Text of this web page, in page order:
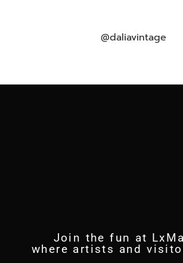
@daliavintage
Join the fun at
where artists and